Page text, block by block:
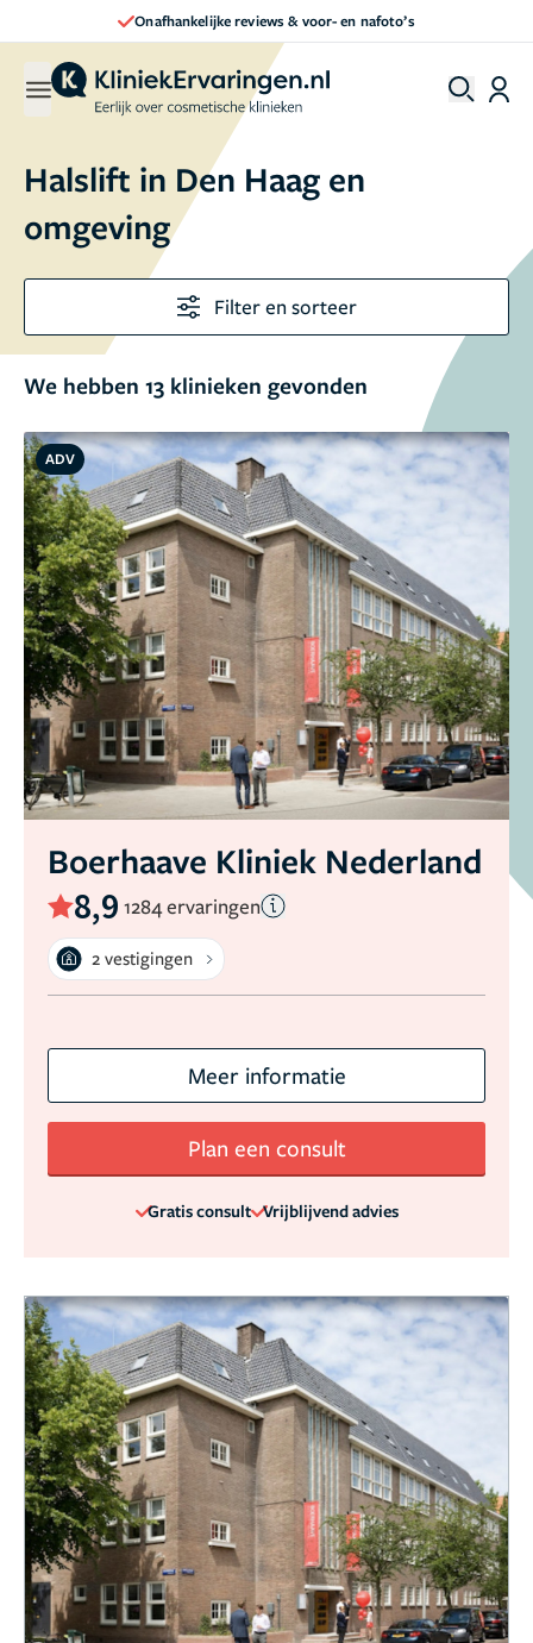
Direct een afspraak maken
Halslift in Den Haag en
omgeving
Filter en sorteer
We hebben 13 klinieken gevonden
ADV
Boerhaave Kliniek Nederland
8,9 1284 ervaringen
2 vestigingen
Meer informatie
Plan een consult
Gratis consult Vrijblijvend advies